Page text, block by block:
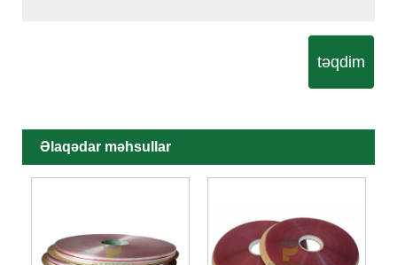
təqdim
Əlaqədar məhsullar